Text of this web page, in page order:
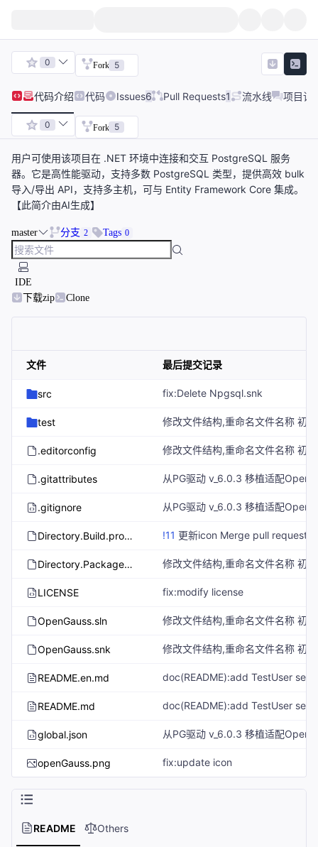
0 Fork 5
代码介绍 代码 Issues6 Pull Requests1 流水线 项目讨
0 Fork 5
用户可使用该项目在 .NET 环境中连接和交互 PostgreSQL 服务
器。它是高性能驱动，支持多数 PostgreSQL 类型，提供高效 bulk
导入/导出 API，支持多主机，可与 Entity Framework Core 集成。
【此简介由AI生成】
master 分支 2 Tags 0
IDE
下载zip
Clone
文件 最后提交记录
src fix:Delete Npgsql.snk
test
.editorconfig
.gitattributes
.gitignore
Directory.Build.props !11 更新icon Merge pull request
Directory.Packages.props
LICENSE fix:modify license
OpenGauss.sln
OpenGauss.snk
README.en.md
README.md
global.json
openGauss.png fix:update icon
README Others